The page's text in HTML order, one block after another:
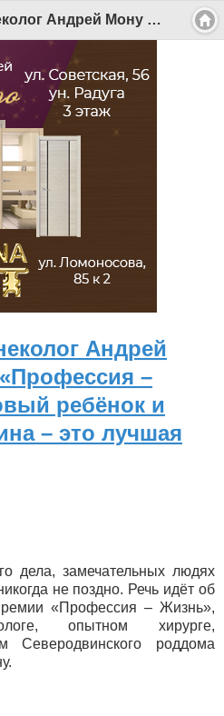
Врач акушер-гинеколог Андрей Мону о премии «Профессия – Жизнь»: «Здоровый ребёнок и здоровая женщина – это лучшая награда» - Беломорканал Северодвинск tv29.ru
Андрей
–
ребёнок и
– это лучшая
дела, замечательных людях
не поздно. Речь идёт об
«Профессия – Жизнь»,
опытном хирурге,
Северодвинского роддома